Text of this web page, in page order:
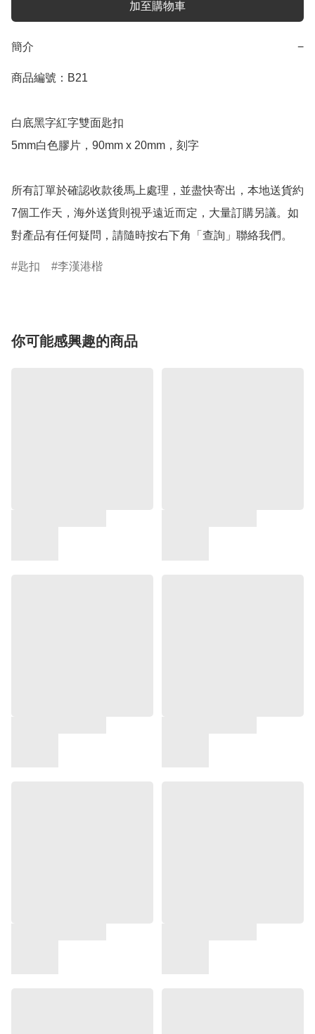
加至購物車
簡介 −
商品編號：B21
白底黑字紅字雙面匙扣
5mm白色膠片，90mm x 20mm，刻字
所有訂單於確認收款後馬上處理，並盡快寄出，本地送貨約
7個工作天，海外送貨則視乎遠近而定，大量訂購另議。如
對產品有任何疑問，請隨時按右下角「查詢」聯絡我們。
匙扣 李漢港楷
你可能感興趣的商品